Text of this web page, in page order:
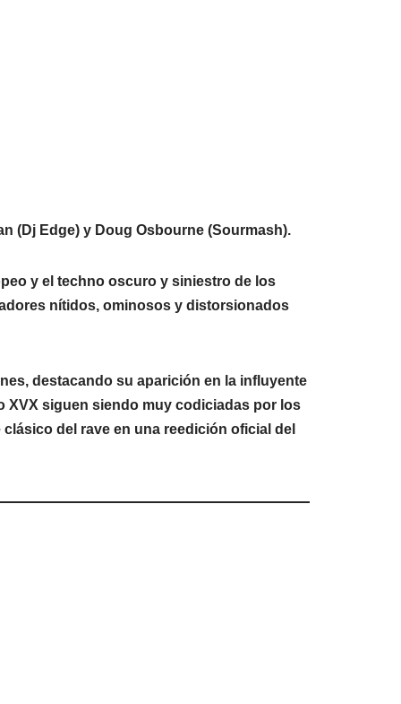
(Dj Edge) y Doug Osbourne (Sourmash).
y el techno oscuro y siniestro de los
nítidos, ominosos y distorsionados
destacando su aparición en la influyente
XVX siguen siendo muy codiciadas por los
del rave en una reedición oficial del